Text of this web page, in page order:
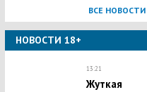
ВСЕ НОВОСТИ
НОВОСТИ 18+
13:21
Жуткая